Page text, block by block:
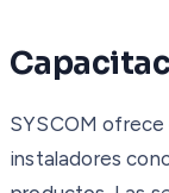
SYSCOM
instaladores